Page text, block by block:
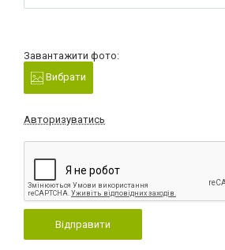
Завантажити фото:
Вибрати
Авторизуватись
Відправити